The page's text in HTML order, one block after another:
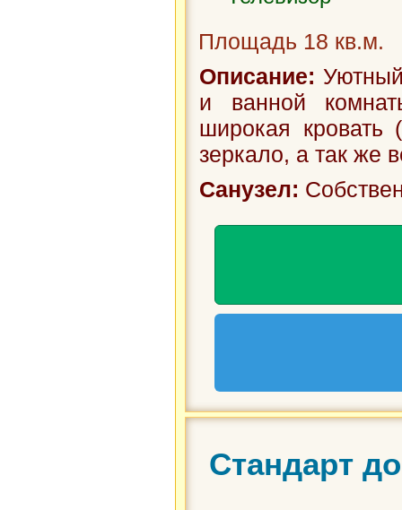
двух до
кухней и
примерно от
В номерах
постельное
тумбочки и
системой
Площадь 18 кв.м.
Описание:
и ванной
широкая кровать
зеркало, а так же
Санузел:
Стандарт